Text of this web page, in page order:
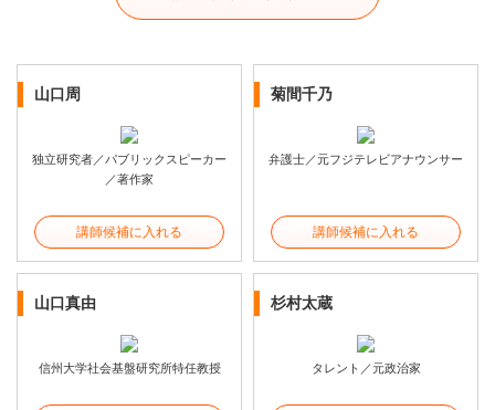
山口周
独立研究者／パブリックスピーカー
／著作家
講師候補に入れる
菊間千乃
弁護士／元フジテレビアナウンサー
講師候補に入れる
山口真由
信州大学社会基盤研究所特任教授
杉村太蔵
タレント／元政治家